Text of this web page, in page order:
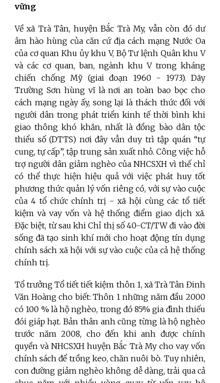
vững
Về xã Trà Tân, huyện Bắc Trà My, vẫn còn đó dư
âm hào hùng của căn cứ địa cách mạng Nước Oa
của cơ quan Khu ủy khu V, Bộ Tư lệnh Quân khu V
và các cơ quan, ban, ngành khu V trong kháng
chiến chống Mỹ (giai đoạn 1960 - 1973). Dãy
Trường Sơn hùng vĩ là nơi an toàn bao bọc cho
cách mạng ngày ấy, song lại là thách thức đối với
người dân trong phát triển kinh tế thời bình khi
giao thông khó khăn, nhất là đồng bào dân tộc
thiểu số (DTTS) nơi đây vẫn duy trì tập quán “tự
cung, tự cấp”, tập trung sản xuất nhỏ. Công việc hỗ
trợ người dân giảm nghèo của NHCSXH vì thế chỉ
có thể thực hiện hiệu quả với việc phát huy tốt
phương thức quản lý vốn riêng có, với sự vào cuộc
của 4 tổ chức chính trị - xã hội cùng các tổ tiết
kiệm và vay vốn và hệ thống điểm giao dịch xã.
Đặc biệt, từ sau khi Chỉ thị số 40-CT/TW đi vào đời
sống đã tạo sinh khí mới cho hoạt động tín dụng
chính sách xã hội với sự vào cuộc của cả hệ thống
chính trị.
Tổ trưởng Tổ tiết tiết kiệm thôn 1, xã Trà Tân Đinh
Văn Hoàng cho biết: Thôn 1 những năm đầu 2000
có 100 % là hộ nghèo, trong đó 85% gia đình thiếu
đói giáp hạt. Bản thân anh cũng từng là hộ nghèo
trước năm 2008, cho đến khi anh được chính
quyền và NHCSXH huyện Bắc Trà My cho vay vốn
chính sách để trồng keo, chăn nuôi bò. Tuy nhiên,
con đường giảm nghèo không dễ dàng, trải qua cả